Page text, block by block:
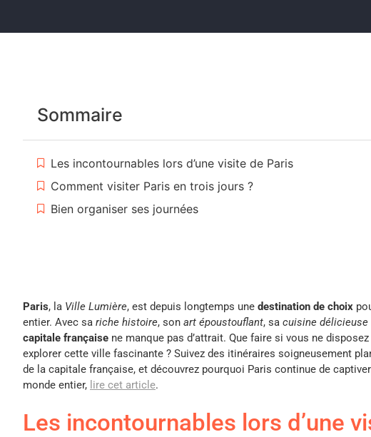
Sommaire
Les incontournables lors d’une visite de Paris
Comment visiter Paris en trois jours ?
Bien organiser ses journées
Paris, la Ville Lumière, est depuis longtemps une destination de choix
entier. Avec sa riche histoire, son art époustouflant, sa cuisine délicieuse
capitale française ne manque pas d’attrait. Que faire si vous ne
explorer cette ville fascinante ? Suivez des itinéraires soigneusement
de la capitale française, et découvrez pourquoi Paris continue de
monde entier, lire cet article.
Les incontournables lors d’une